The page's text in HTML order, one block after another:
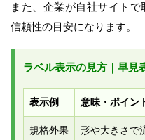
また、企業が自社サイト
信頼性の目安になります。
ラベル表示の見方｜早見
表示例 意味・ポイン
規格外果
形や大きさで